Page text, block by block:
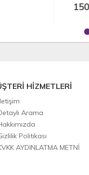
150.00 TL
HİZMETLERİ
Arama
Politikası
AYDINLATMA METNİ